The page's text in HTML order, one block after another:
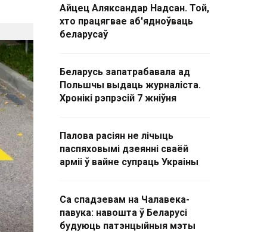
Айцец Аляксандар Надсан. Той,
хто працягвае аб'ядноўваць
беларусаў
Беларусь запатрабавала ад
Польшчы выдаць журналіста.
Хронікі рэпрэсій 7 жніўня
Палова расіян не лічыць
паспяховымі дзеянні сваёй
арміі ў вайне супраць Украіны
Са спадзевам на Чалавека-
павука: навошта ў Беларусі
будуюць патэнцыйныя мэты